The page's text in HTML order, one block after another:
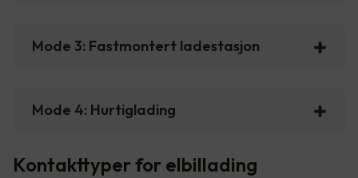
Mode 3: Fastmontert ladestasjon
Mode 4: Hurtiglading
Kontakttyper for elbillading